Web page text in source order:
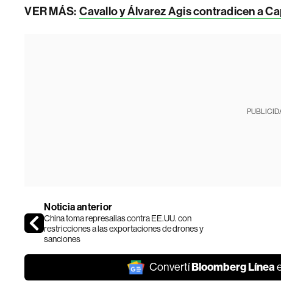
VER MÁS: Cavallo y Álvarez Agis contradicen a
Noticia anterior
China toma represalias contra EE.UU. con
restricciones a las exportaciones de drones y
sanciones
ConvertíBloomberg Línea